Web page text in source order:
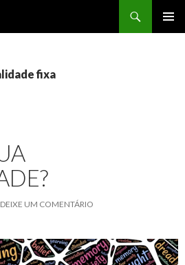
fixa
DEIXE UM COMENTÁRIO